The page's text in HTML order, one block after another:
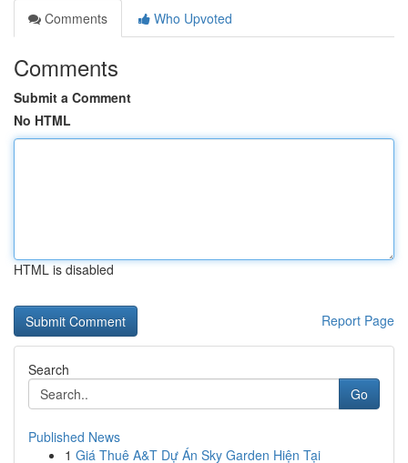
Comments
Who Upvoted
Comments
Submit a Comment
No HTML
HTML is disabled
Report Page
Search
Go
Published News
1 Giá Thuê A&T Dự Án Sky Garden Hiện Tại